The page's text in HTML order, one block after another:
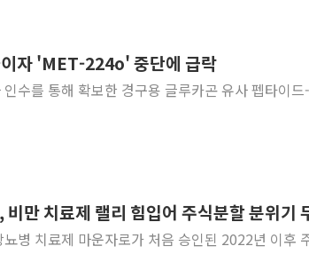
자 'MET-224o' 중단에 급락
수를 통해 확보한 경구용 글루카곤 유사 펩타이
만 치료제 랠리 힘입어 주식분할 분위기
뇨병 치료제 마운자로가 처음 승인된 2022년 이후